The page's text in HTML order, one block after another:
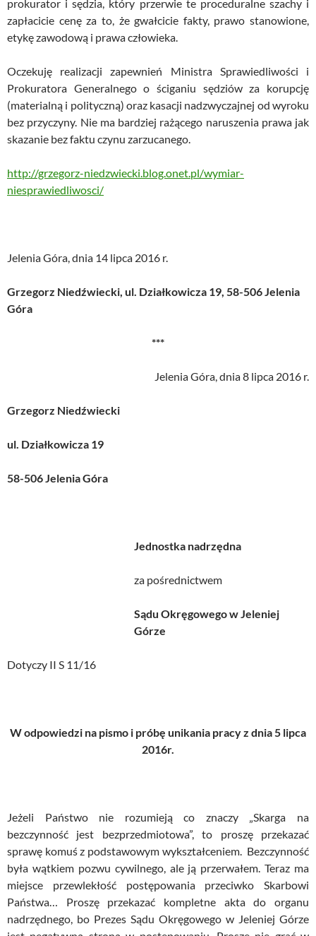
prokurator i sędzia, który przerwie te proceduralne szachy i
zapłacicie cenę za to, że gwałcicie fakty, prawo stanowione,
etykę zawodową i prawa człowieka.
Oczekuję realizacji zapewnień Ministra Sprawiedliwości i
Prokuratora Generalnego o ściganiu sędziów za korupcję
(materialną i polityczną) oraz kasacji nadzwyczajnej od wyroku
bez przyczyny. Nie ma bardziej rażącego naruszenia prawa jak
skazanie bez faktu czynu zarzucanego.
http://grzegorz-niedzwiecki.blog.onet.pl/wymiar-
niesprawiedliwosci/
Jelenia Góra, dnia 14 lipca 2016 r.
Grzegorz Niedźwiecki, ul. Działkowicza 19, 58-506 Jelenia
Góra
***
Jelenia Góra, dnia 8 lipca 2016 r.
Grzegorz Niedźwiecki
ul. Działkowicza 19
58-506 Jelenia Góra
Jednostka nadrzędna
za pośrednictwem
Sądu Okręgowego w Jeleniej
Górze
Dotyczy II S 11/16
W odpowiedzi na pismo i próbę unikania pracy z dnia 5 lipca
2016r.
Jeżeli Państwo nie rozumieją co znaczy „Skarga na
bezczynność jest bezprzedmiotowa”, to proszę przekazać
sprawę komuś z podstawowym wykształceniem. Bezczynność
była wątkiem pozwu cywilnego, ale ją przerwałem. Teraz ma
miejsce przewlekłość postępowania przeciwko Skarbowi
Państwa… Proszę przekazać kompletne akta do organu
nadrzędnego, bo Prezes Sądu Okręgowego w Jeleniej Górze